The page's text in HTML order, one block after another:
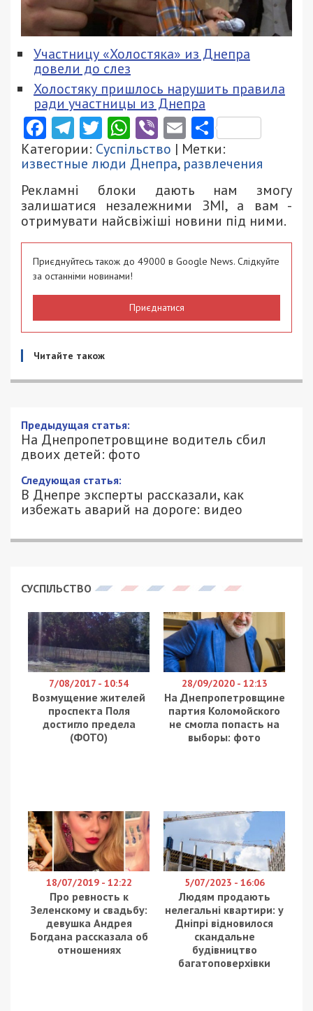
Участницу «Холостяка» из Днепра
довели до слез
Холостяку пришлось нарушить правила
ради участницы из Днепра
Facebook
Telegram
Twitter
WhatsApp
ViberEmail
Категории: Суспільство | Метки:
известные люди Днепра, развлечения
Рекламні блоки дають нам змогу
залишатися незалежними ЗМІ, а вам -
отримувати найсвіжіші новини під ними.
Приєднуйтесь також до 49000 в Google News. Слідкуйте
за останніми новинами!
Приєднатися
Читайте також
Предыдущая статья:
На Днепропетровщине водитель сбил
двоих детей: фото
Следующая статья:
В Днепре эксперты рассказали, как
избежать аварий на дороге: видео
СУСПІЛЬСТВО
7/08/2017 - 10:54
Возмущение жителей
проспекта Поля
достигло предела
(ФОТО)
28/09/2020 - 12:13
На Днепропетровщине
партия Коломойского
не смогла попасть на
выборы: фото
18/07/2019 - 12:22
Про ревность к
Зеленскому и свадьбу:
девушка Андрея
Богдана рассказала об
отношениях
5/07/2023 - 16:06
Людям продають
нелегальні квартири: у
Дніпрі відновилося
скандальне
будівництво
багатоповерхівки